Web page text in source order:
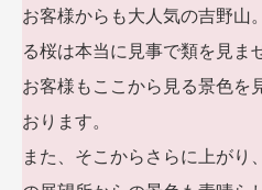
お客様からも大人気の吉野山
る桜は本当に見事で類を見ま
お客様もここから見る景色を
おります。
また、そこからさらに上がり